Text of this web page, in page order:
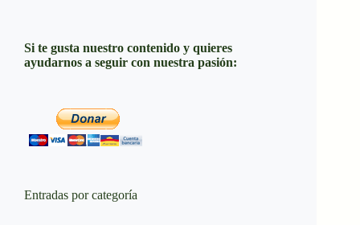
Si te gusta nuestro contenido y quieres
ayudarnos a seguir con nuestra pasión:
Entradas por categoría